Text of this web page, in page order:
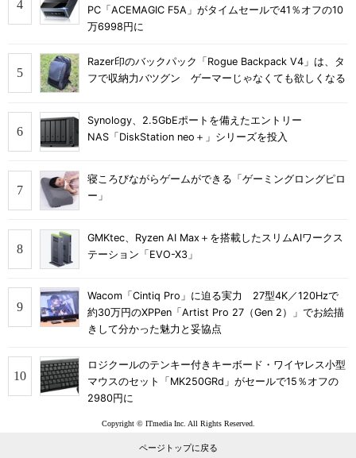
PC「ACEMAGIC F5A」がタイムセールで41％オフの10
万6998円に
Razer印のバックパック「Rogue Backpack V4」は、タ
フで収納力バツグン ゲーマーじゃなくても欲しくなる
Synology、2.5GbEポートを備えたエントリー
NAS「DiskStation neo＋」シリーズを投入
寝ころびながらゲームができる「ゲーミングロングピロ
ー」
GMKtec、Ryzen AI Max＋を搭載したスリムAIワークス
テーション「EVO-X3」
Wacom「Cintiq Pro」に迫る実力 27型4K／120Hzで
約30万円のXPPen「Artist Pro 27（Gen 2）」でお絵描
きして分かった魅力と妥協点
ロジクールのテンキー付きキーボード・ワイヤレス小型
マウスのセット「MK250GRd」がセールで15％オフの
2980円に
Copyright © ITmedia Inc. All Rights Reserved.
ページトップに戻る